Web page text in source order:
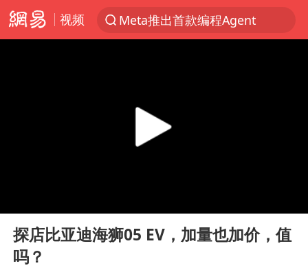
视频
Meta推出首款编程Agent
“梅姨”已是老年人 死刑或适用受限
Play
探店比亚迪海狮05 EV，加量也加价，值
吗？